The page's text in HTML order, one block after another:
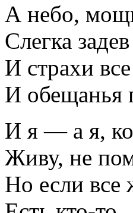
А небо,
Слегка
И страхи
И обещанья
И я — а я,
Живу, не
Но если все